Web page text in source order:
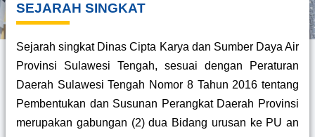
SEJARAH SINGKAT
Sejarah singkat Dinas Cipta Karya dan Sumber Daya Air
Provinsi Sulawesi Tengah, sesuai dengan Peraturan
Daerah Sulawesi Tengah Nomor 8 Tahun 2016 tentang
Pembentukan dan Susunan Perangkat Daerah Provinsi
merupakan gabungan (2) dua Bidang urusan ke PU an